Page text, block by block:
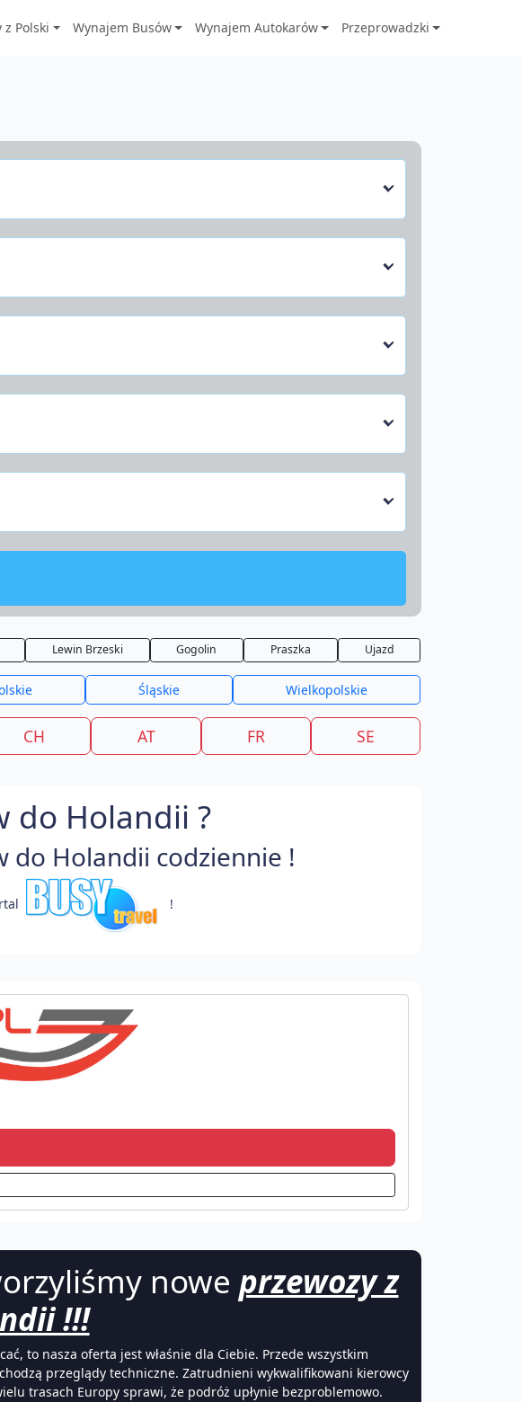
z Polski Wynajem Busów Wynajem Autokarów Przeprowadzki
Lewin Brzeski Gogolin Praszka Ujazd
Śląskie Wielkopolskie
CH AT FR SE
do Holandii ?
Holandii codziennie !
!
nowe przewozy z
!!!
to nasza oferta jest właśnie dla Ciebie. Przede wszystkim
przeglądy techniczne. Zatrudnieni wykwalifikowani kierowcy
trasach Europy sprawi, że podróż upłynie bezproblemowo.